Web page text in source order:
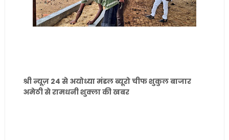
श्री न्यूज़ 24 से अयोध्या मंडल ब्यूरो चीफ शुकुल बाजार
अमेठी से रामधनी शुक्ला की खबर